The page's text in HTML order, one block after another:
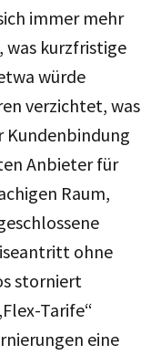
immer mehr
was kurzfristige
würde
verzichtet, was
Kundenbindung
Anbieter für
Raum,
ohne
storniert
Tarife“
eine